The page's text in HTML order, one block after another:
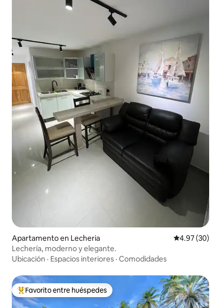
Apartamento en Lecheria Calificación
4.97 (30)
Lechería, moderno y elegante.
Ubicación · Espacios interiores · Comodidades
Favorito entre huéspedes preferido
Favorito entre huéspedes